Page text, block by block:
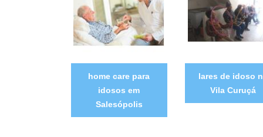
home care para
idosos em
Salesópolis
lares de idoso
Vila Curuçá